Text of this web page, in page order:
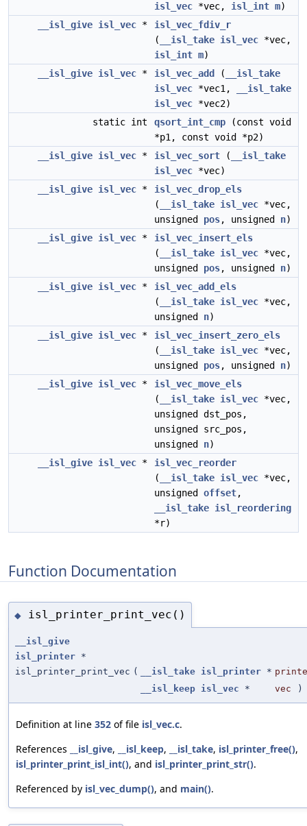
isl_vec *vec, isl_int m)
__isl_give isl_vec *
isl_vec_fdiv_r
(
__isl_take isl_vec *vec,
isl_int m)
__isl_give isl_vec * isl_vec_add (
__isl_take
isl_vec *vec1,
__isl_take
isl_vec *vec2)
static int
qsort_int_cmp (const void
*p1, const void *p2)
__isl_give isl_vec * isl_vec_sort (
__isl_take
isl_vec *vec)
__isl_give isl_vec *
isl_vec_drop_els
(
__isl_take isl_vec *vec,
unsigned pos, unsigned n)
__isl_give isl_vec *
isl_vec_insert_els
(
__isl_take isl_vec *vec,
unsigned pos, unsigned n)
__isl_give isl_vec *
isl_vec_add_els
(
__isl_take isl_vec *vec,
unsigned n)
__isl_give isl_vec *
isl_vec_insert_zero_els
(
__isl_take isl_vec *vec,
unsigned pos, unsigned n)
__isl_give isl_vec *
isl_vec_move_els
(
__isl_take isl_vec *vec,
unsigned dst_pos,
unsigned src_pos,
unsigned n)
__isl_give isl_vec *
isl_vec_reorder
(
__isl_take isl_vec *vec,
unsigned offset,
__isl_take isl_reordering
*r)
Function Documentation
◆ isl_printer_print_vec()
__isl_give
isl_printer *
isl_printer_print_vec ( __isl_take isl_printer *
__isl_keep isl_vec * vec )
Definition at line 352 of file isl_vec.c.
References
__isl_give, __isl_keep, __isl_take, isl_printer_free(),
isl_printer_print_isl_int(), and isl_printer_print_str().
Referenced by isl_vec_dump(), and main().